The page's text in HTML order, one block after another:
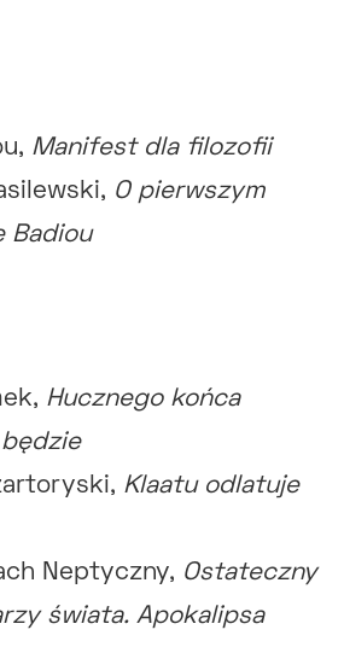
Manifest dla filozofii
O pierwszym
Badiou
Hucznego końca
Klaatu odlatuje
Neptyczny, Ostateczny
świata. Apokalipsa